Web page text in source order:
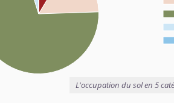
L'occupation du sol en 5